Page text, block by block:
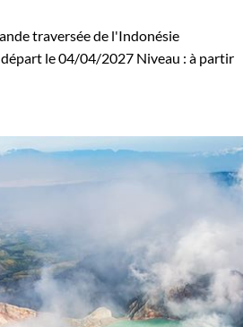
traversée de l'Indonésie
le 04/04/2027 Niveau : à partir